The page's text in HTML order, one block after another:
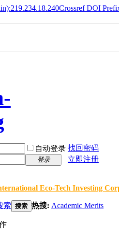
Crossref DOI
自动登录 找回密码
登录
立即注册
Eco-Tech Investing
索 搜索 热搜: Academic Merits